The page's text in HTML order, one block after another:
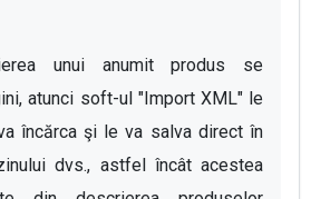
unui anumit produs se
atunci soft-ul "Import XML" le
încărca şi le va salva direct în
dvs., astfel încât acestea